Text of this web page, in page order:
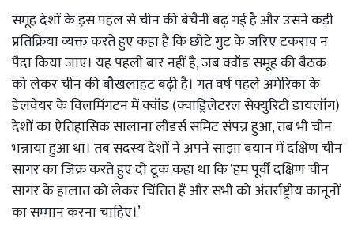
समूह देशों के इस पहल से चीन की बेचैनी बढ़ गई है और उसने कड़ी
प्रतिक्रिया व्यक्त करते हुए कहा है कि छोटे गुट के जरिए टकराव न
पैदा किया जाए। यह पहली बार नहीं है, जब क्वॉड समूह की बैठक
को लेकर चीन की बौखलाहट बढ़ी है। गत वर्ष पहले अमेरिका के
डेलवेयर के विलमिंगटन में क्वॉड (क्वाड्रिलेटरल सेक्युरिटी डायलॉग)
देशों का ऐतिहासिक सालाना लीडर्स समिट संपन्न हुआ, तब भी चीन
भन्नाया हुआ था। तब सदस्य देशों ने अपने साझा बयान में दक्षिण चीन
सागर का जिक्र करते हुए दो टूक कहा था कि ‘हम पूर्वी दक्षिण चीन
सागर के हालात को लेकर चिंतित हैं और सभी को अंतर्राष्ट्रीय कानूनों
का सम्मान करना चाहिए।’